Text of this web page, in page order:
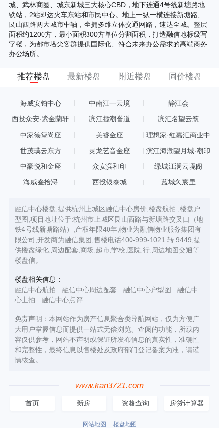
城、武林商圈、城东新城三大核心CBD，地下连通4号线新塘路地
铁站，2站即达火车东站和市民中心。地上一纵一横连接新塘路、
艮山西路两大城市中轴，坐拥多维立体交通网路，速达全城。整层
面积约1200方，最小面积300方单位分割面积，打造融信地标级写
字楼，为都市塔尖客群提供国际化、符合未来办公需求的高端商务
办公场所。
推荐楼盘 最新楼盘 附近楼盘 同价楼盘
海威安铂中心 中南江一云境 静江会
西投众安·紫金蘭轩 滨江揽潮誉道 滨汇名望云筑
中家德玺尚座 美睿金座
理想家·红嘉汇商业中
世茂璞云东方 灵龙艺音金座 滨江海潮望月城·潮印
中豪悦和金座 众安滨和印 绿城江澜云境阁
海威叁拾浔 西投银泰城 蓝城久宸里
融信中心楼盘,提供杭州上城区融信中心房价,楼盘航拍 ,楼盘户
型图,项目地址位于:杭州市上城区艮山西路与新塘路交叉口（地
铁4号线新塘路站）,产权年限40年,物业为融信物业服务集团有
限公司,开发商为融信集团,售楼电话400-999-1021 转 9449,提
供楼盘绿化,周边配套,商场,超市,学校,医院,行,周边地图交通等
楼盘信。
楼盘相关信息：
融信中心航拍
融信中心周边配套 融信中心户型图
融信中
心土拍
融信中心点评
免责声明：本网站作为房产信息聚合类导航网站，仅为方便广
大用户掌握信息而提供一站式无偿浏览、查阅的功能，所载内
容仅供参考，网站不声明或保证所发布信息的真实性，准确性
和完整性，最终信息以售楼处及政府部门登记备案为准，请谨
慎核查。
www.kan3721.com
首页 新房 资格查询 房贷计算器
网站地图 楼盘地图